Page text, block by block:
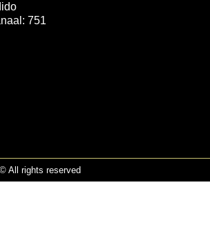
751
All rights reserved